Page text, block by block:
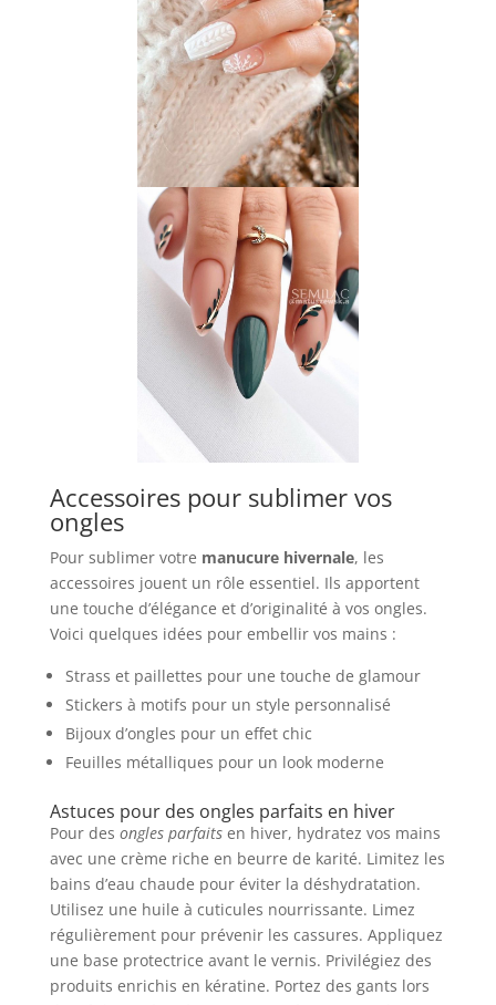
Accessoires pour sublimer vos
ongles
Pour sublimer votre manucure hivernale, les
accessoires jouent un rôle essentiel. Ils apportent
une touche d’élégance et d’originalité à vos ongles.
Voici quelques idées pour embellir vos mains :
Strass et paillettes pour une touche de glamour
Stickers à motifs pour un style personnalisé
Bijoux d’ongles pour un effet chic
Feuilles métalliques pour un look moderne
Astuces pour des ongles parfaits en hiver
Pour des ongles parfaitsen hiver, hydratez vos mains
avec une crème riche en beurre de karité. Limitez les
bains d’eau chaude pour éviter la déshydratation.
Utilisez une huile à cuticules nourrissante. Limez
régulièrement pour prévenir les cassures. Appliquez
une base protectrice avant le vernis. Privilégiez des
produits enrichis en kératine. Portez des gants lors